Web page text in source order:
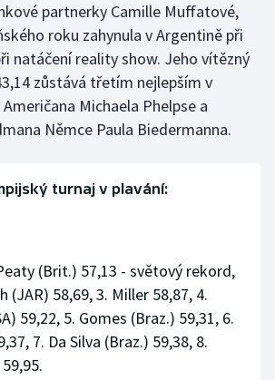
partnerky Camille Muffatové,
roku zahynula v Argentině při
natáčení reality show. Jeho vítězný
zůstává třetím nejlepším v
Michaela Phelpse a
Němce Paula Biedermanna.
turnaj v plavání:
(Brit.) 57,13 - světový rekord,
(JAR) 58,69, 3. Miller 58,87, 4.
59,22, 5. Gomes (Braz.) 59,31, 6.
7. Da Silva (Braz.) 59,38, 8.